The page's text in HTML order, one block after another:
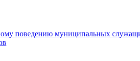
поведению муниципальных